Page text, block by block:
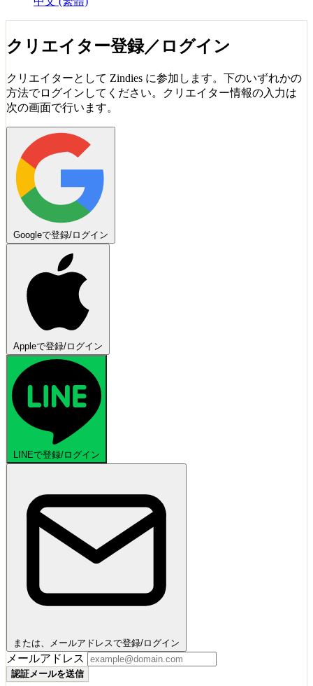
クリエイター登録／ログイン
クリエイターとして Zindies に参加します。下のいずれかの
方法でログインしてください。クリエイター情報の入力は
次の画面で行います。
Googleで登録/ログイン
Appleで登録/ログイン
LINEで登録/ログイン
または、メールアドレスで登録/ログイン
メールアドレス